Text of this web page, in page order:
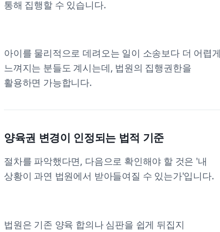
통해 집행할 수 있습니다.
아이를 물리적으로 데려오는 일이 소송보다 더 어렵
느껴지는 분들도 계시는데, 법원의 집행권한을
활용하면 가능합니다.
양육권 변경이 인정되는 법적 기준
절차를 파악했다면, 다음으로 확인해야 할 것은 '내
상황이 과연 법원에서 받아들여질 수 있는가'입니다.
법원은 기존 양육 합의나 심판을 쉽게 뒤집지